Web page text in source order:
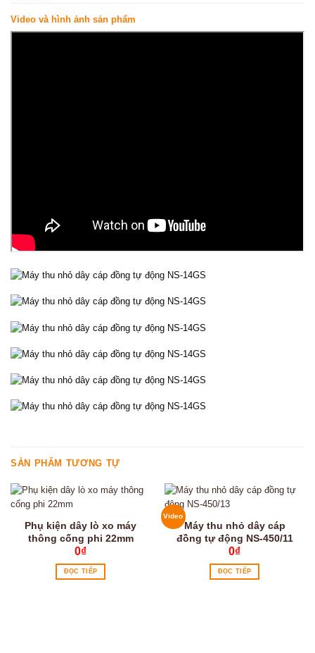
Video và hình ảnh sản phẩm
SẢN PHẨM TƯƠNG TỰ
Phụ kiện dây lò xo máy
thông cống phi 22mm
0₫
ĐỌC TIẾP
Video
Máy thu nhỏ dây cáp
đồng tự động NS-450/11
0₫
ĐỌC TIẾP